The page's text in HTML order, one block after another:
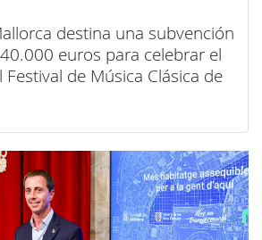
destina una subvención
euros para celebrar el
de Música Clásica de